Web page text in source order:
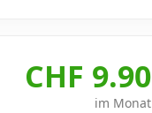
CHF 9.90
im Monat